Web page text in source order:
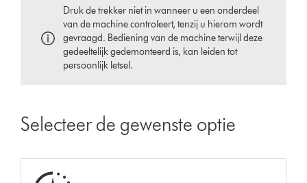
Druk de trekker niet in wanneer u een onderdeel
van de machine controleert, tenzij u hierom wordt
gevraagd. Bediening van de machine terwijl deze
gedeeltelijk gedemonteerd is, kan leiden tot
persoonlijk letsel.
Selecteer de gewenste optie